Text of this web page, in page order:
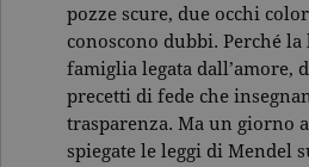
pozze scure, due occhi
conoscono dubbi. Perché
famiglia legata dall’amore,
precetti di fede che
trasparenza. Ma un giorno
spiegate le leggi di Mendel